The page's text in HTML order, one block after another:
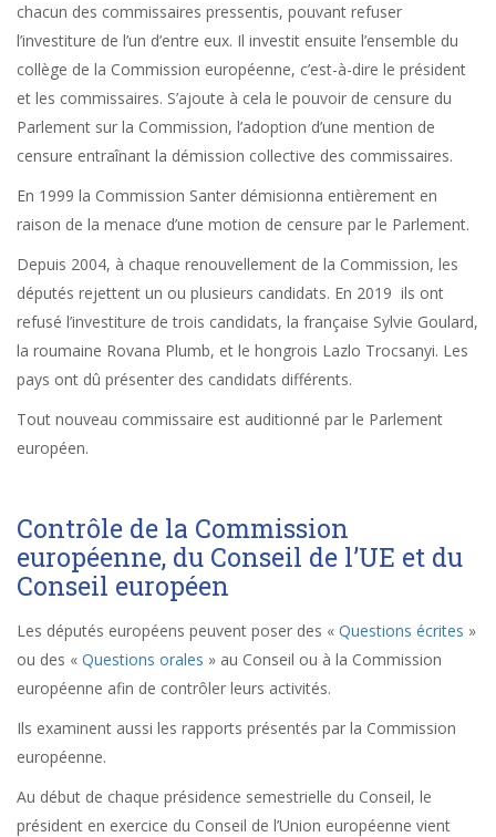
chacun des commissaires pressentis, pouvant refuser
l’investiture de l’un d’entre eux. Il investit ensuite l’ensemble du
collège de la Commission européenne, c’est-à-dire le président
et les commissaires. S’ajoute à cela le pouvoir de censure du
Parlement sur la Commission, l’adoption d’une mention de
censure entraînant la démission collective des commissaires.
En 1999 la Commission Santer démisionna entièrement en
raison de la menace d’une motion de censure par le Parlement.
Depuis 2004, à chaque renouvellement de la Commission, les
députés rejettent un ou plusieurs candidats. En 2019 ils ont
refusé l’investiture de trois candidats, la française Sylvie Goulard,
la roumaine Rovana Plumb, et le hongrois Lazlo Trocsanyi. Les
pays ont dû présenter des candidats différents.
Tout nouveau commissaire est auditionné par le Parlement
européen.
Contrôle de la Commission
européenne, du Conseil de l’UE et du
Conseil européen
Les députés européens peuvent poser des « Questions écrites »
ou des « Questions orales » au Conseil ou à la Commission
européenne afin de contrôler leurs activités.
Ils examinent aussi les rapports présentés par la Commission
européenne.
Au début de chaque présidence semestrielle du Conseil, le
président en exercice du Conseil de l’Union européenne vient